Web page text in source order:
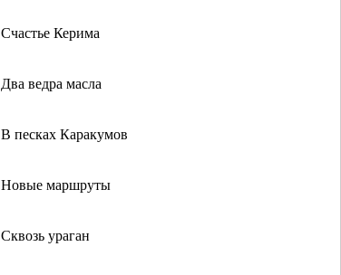
Счастье Керима
Два ведра масла
В песках Каракумов
Новые маршруты
Сквозь ураган